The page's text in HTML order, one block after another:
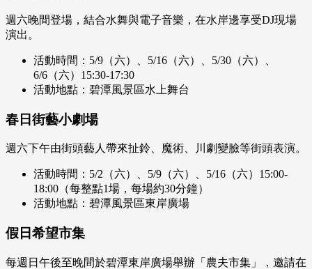
週六晚間登場，結合水舞與電子音樂，在水岸邊享受DJ現場
演出。
活動時間：5/9（六）、5/16（六）、5/30（六）、
6/6（六）15:30-17:30
活動地點：碧潭風景區水上舞台
春日街藝小劇場
週六下午由街頭藝人帶來扯鈴、魔術、川劇變臉等街頭表演。
活動時間：5/2（六）、5/9（六）、5/16（六）15:00-
18:00（每整點1場，每場約30分鐘）
活動地點：碧潭風景區東岸廣場
假日希望市集
每週日午後至晚間於碧潭東岸廣場舉辦「農夫市集」，邀請在